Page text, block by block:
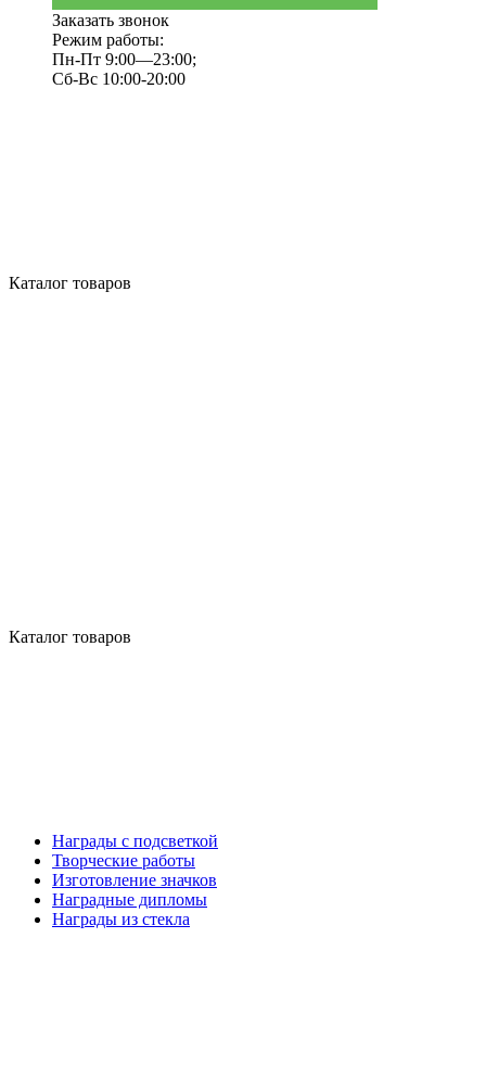
Заказать звонок
Режим работы:
Пн-Пт 9:00—23:00;
Сб-Вс 10:00-20:00
Каталог товаров
Каталог товаров
Награды с подсветкой
Творческие работы
Изготовление значков
Наградные дипломы
Награды из стекла